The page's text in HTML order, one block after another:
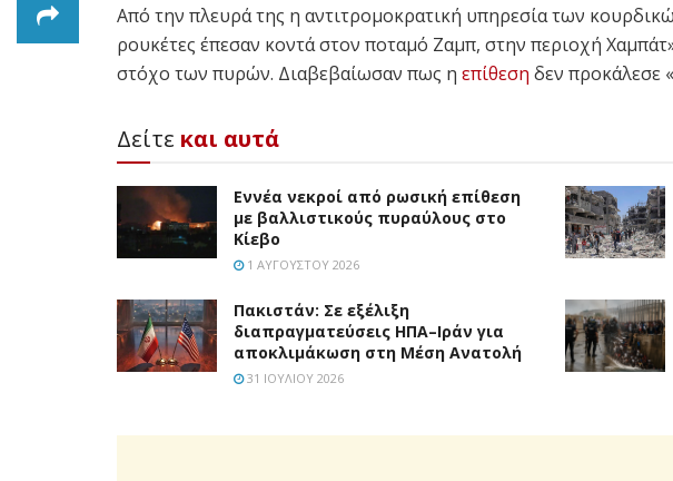
Από την πλευρά της η αντιτρομοκρατική υπηρεσία των
ρουκέτες έπεσαν κοντά στον ποταμό Ζαμπ, στην περιοχή
στόχο των πυρών. Διαβεβαίωσαν πως η επίθεση δεν προκάλεσε
Δείτε και αυτά
Εννέα νεκροί από ρωσική επίθεση
με βαλλιστικούς πυραύλους στο
Κίεβο
1 ΑΥΓΟΎΣΤΟΥ 2026
Πακιστάν: Σε εξέλιξη
διαπραγματεύσεις ΗΠΑ–Ιράν για
αποκλιμάκωση στη Μέση Ανατολή
31 ΙΟΥΛΊΟΥ 2026